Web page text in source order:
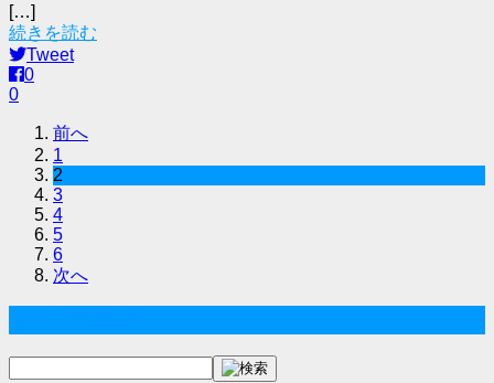
[…]
続きを読む
Tweet
0
0
前へ
1
2
3
4
5
6
次へ